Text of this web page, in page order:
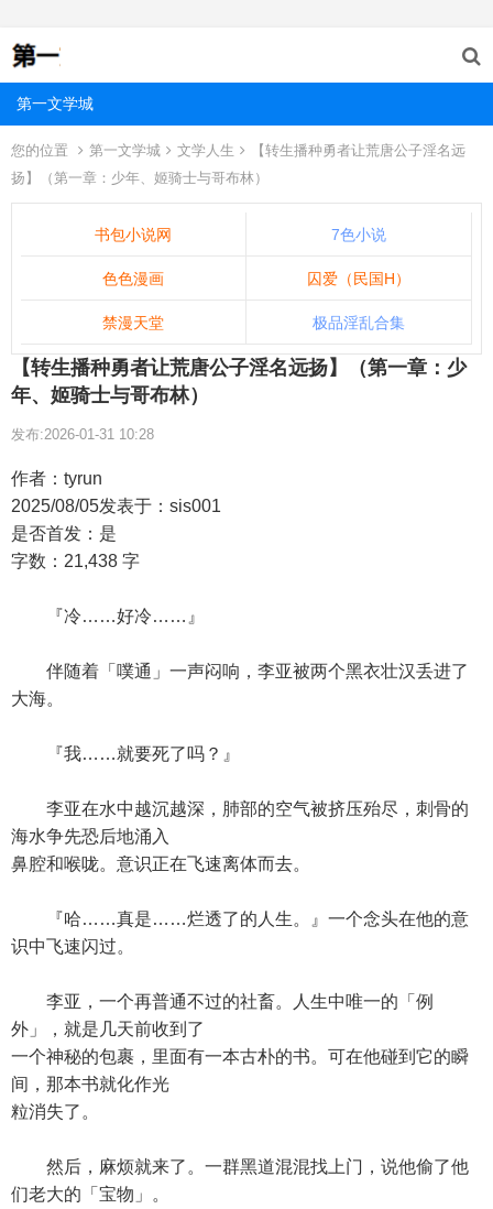
第一文学城
您的位置 第一文学城 文学人生
【转生播种勇者让荒唐公子淫名远
扬】（第一章：少年、姬骑士与哥布林）
书包小说网 7色小说
色色漫画 囚爱（民国H）
禁漫天堂 极品淫乱合集
【转生播种勇者让荒唐公子淫名远扬】（第一章：少
年、姬骑士与哥布林）
发布:2026-01-31 10:28
作者：tyrun
2025/08/05发表于：sis001
是否首发：是
字数：21,438 字
『冷……好冷……』
伴随着「噗通」一声闷响，李亚被两个黑衣壮汉丢进了
大海。
『我……就要死了吗？』
李亚在水中越沉越深，肺部的空气被挤压殆尽，刺骨的
海水争先恐后地涌入
鼻腔和喉咙。意识正在飞速离体而去。
『哈……真是……烂透了的人生。』一个念头在他的意
识中飞速闪过。
李亚，一个再普通不过的社畜。人生中唯一的「例
外」，就是几天前收到了
一个神秘的包裹，里面有一本古朴的书。可在他碰到它的瞬
间，那本书就化作光
粒消失了。
然后，麻烦就来了。一群黑道混混找上门，说他偷了他
们老大的「宝物」。